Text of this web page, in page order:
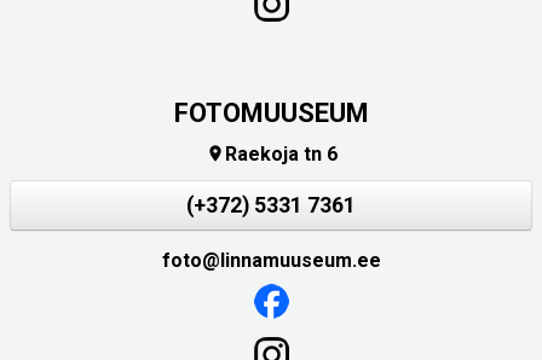
FOTOMUUSEUM
 Raekoja tn 6
(+372) 5331 7361
foto@linnamuuseum.ee